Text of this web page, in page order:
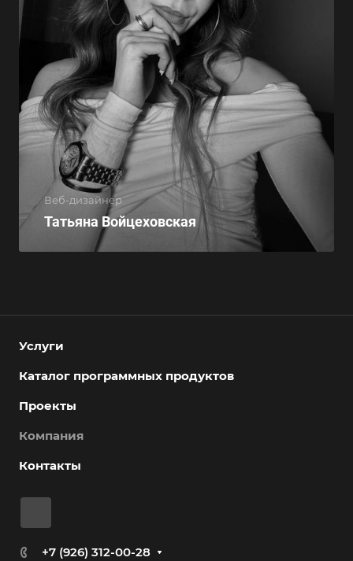
Веб-дизайнер
Татьяна Войцеховская
Услуги
Каталог программных продуктов
Проекты
Компания
Контакты
+7 (926) 312-00-28